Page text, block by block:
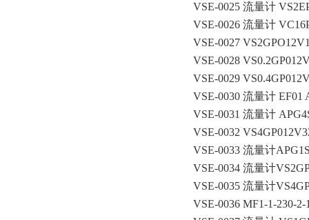
VSE-0025 流量计
VSE-0026 流量计
VSE-0027
VSE-0028
VSE-0029
VSE-0030 流量计 EF01
VSE-0031 流量计
VSE-0032
VSE-0033 流量计
VSE-0034 流量计
VSE-0035 流量计
VSE-0036 MF1-1-230-2-